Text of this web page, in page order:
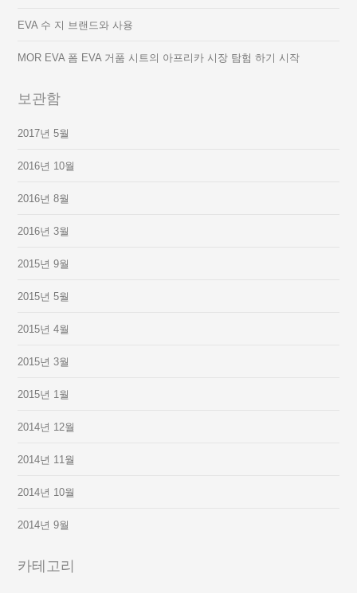
EVA 수 지 브랜드와 사용
MOR EVA 폼 EVA 거품 시트의 아프리카 시장 탐험 하기 시작
보관함
2017년 5월
2016년 10월
2016년 8월
2016년 3월
2015년 9월
2015년 5월
2015년 4월
2015년 3월
2015년 1월
2014년 12월
2014년 11월
2014년 10월
2014년 9월
카테고리